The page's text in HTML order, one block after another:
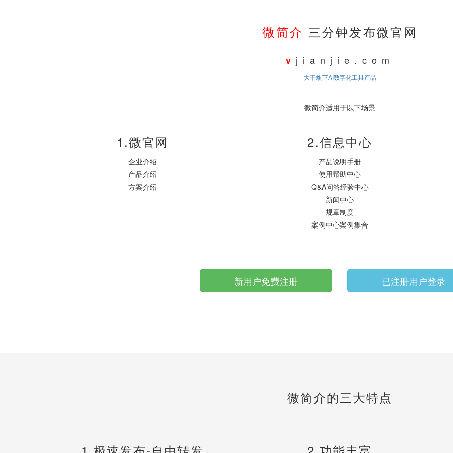
微简介 三分钟发布微官网
v jianjie.com
大于旗下AI数字化工具产品
微简介适用于以下场景
1.微官网
企业介绍
产品介绍
方案介绍
2.信息中心
产品说明手册
使用帮助中心
Q&A问答经验中心
新闻中心
规章制度
案例中心案例集合
新用户免费注册 已注册用户登录
微简介的三大特点